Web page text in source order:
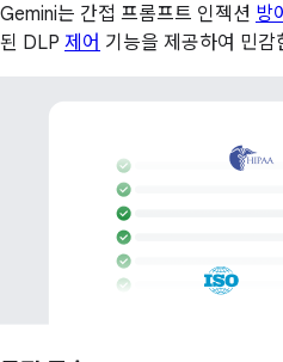
Gemini는 간접 프롬프트 인젝션 방
된 DLP 제어 기능을 제공하여 민